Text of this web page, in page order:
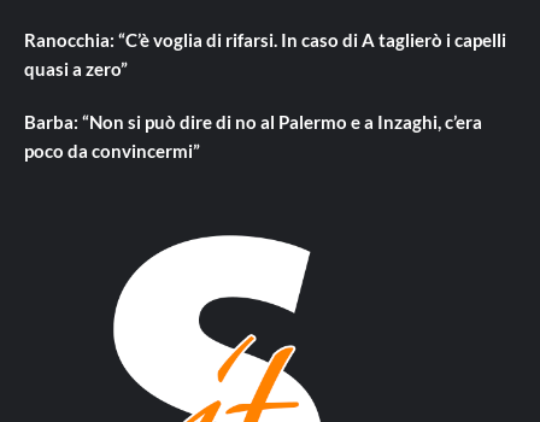
Ranocchia: “C’è voglia di rifarsi. In caso di A taglierò i capelli
quasi a zero”
Barba: “Non si può dire di no al Palermo e a Inzaghi, c’era
poco da convincermi”